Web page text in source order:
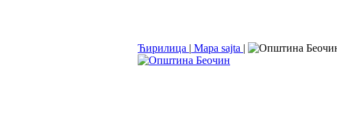
Ћирилица | Mapa sajta |